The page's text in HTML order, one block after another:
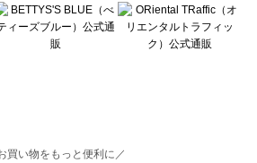
買い物をもっと便利に／